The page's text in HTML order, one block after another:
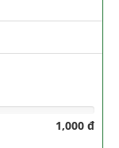
1,000 đ